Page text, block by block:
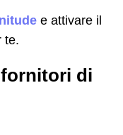
e attivare il
te.
di